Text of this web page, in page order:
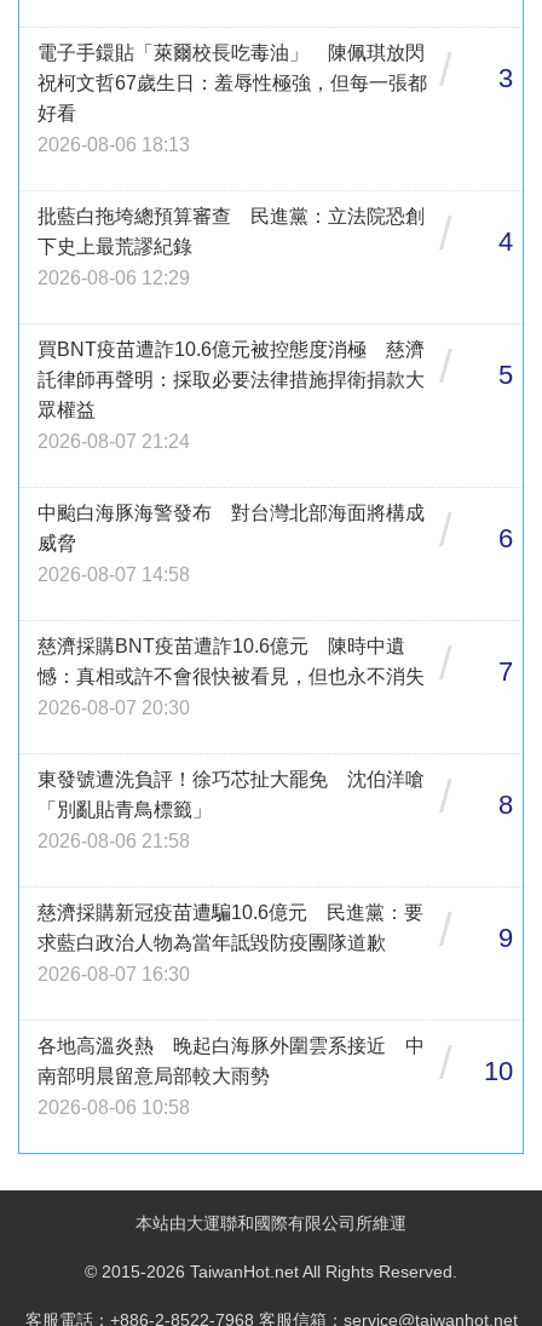
電子手鐶貼「萊爾校長吃毒油」 陳佩琪放閃
祝柯文哲67歲生日：羞辱性極強，但每一張都
好看
2026-08-06 18:13
/ 3
批藍白拖垮總預算審查 民進黨：立法院恐創
下史上最荒謬紀錄
2026-08-06 12:29
/ 4
買BNT疫苗遭詐10.6億元被控態度消極 慈濟
託律師再聲明：採取必要法律措施捍衛捐款大
眾權益
2026-08-07 21:24
/ 5
中颱白海豚海警發布 對台灣北部海面將構成
威脅
2026-08-07 14:58
/ 6
慈濟採購BNT疫苗遭詐10.6億元 陳時中遺
憾：真相或許不會很快被看見，但也永不消失
2026-08-07 20:30
/ 7
東發號遭洗負評！徐巧芯扯大罷免 沈伯洋嗆
「別亂貼青鳥標籤」
2026-08-06 21:58
/ 8
慈濟採購新冠疫苗遭騙10.6億元 民進黨：要
求藍白政治人物為當年詆毀防疫團隊道歉
2026-08-07 16:30
/ 9
各地高溫炎熱 晚起白海豚外圍雲系接近 中
南部明晨留意局部較大雨勢
2026-08-06 10:58
/ 10
本站由大運聯和國際有限公司所維運
© 2015-2026 TaiwanHot.net All Rights Reserved.
客服電話：+886-2-8522-7968 客服信箱：service@taiwanhot.net